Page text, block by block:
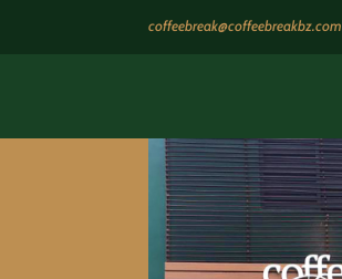
coffeebreak@coffeebreakbz.com